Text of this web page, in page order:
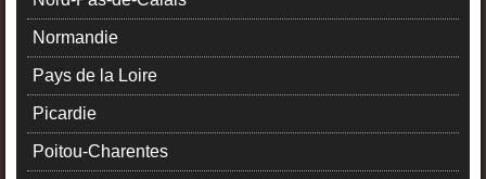
Normandie
Pays de la Loire
Picardie
Poitou-Charentes